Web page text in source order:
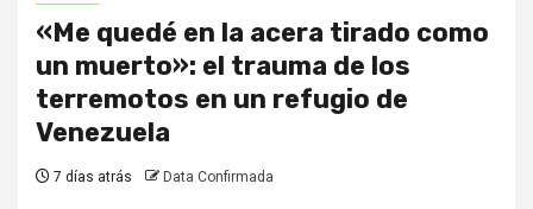
«Me quedé en la acera tirado como
un muerto»: el trauma de los
terremotos en un refugio de
Venezuela
7 días atrás Data Confirmada